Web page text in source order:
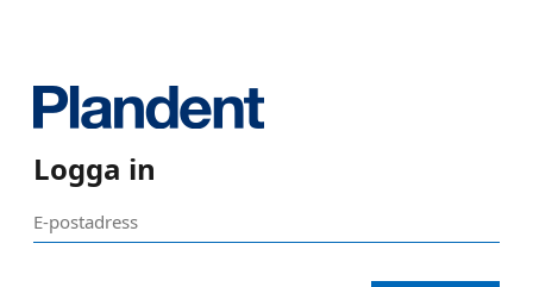
Logga in